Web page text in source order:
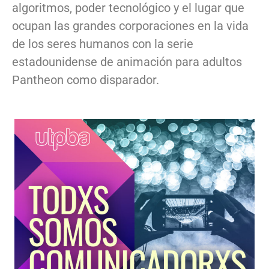
algoritmos, poder tecnológico y el lugar que
ocupan las grandes corporaciones en la vida
de los seres humanos con la serie
estadounidense de animación para adultos
Pantheon como disparador.